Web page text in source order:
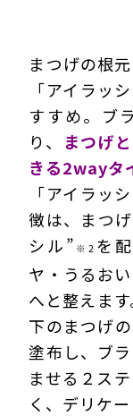
まつげの根
「アイラッ
すすめ。ブ
り、
まつげ
きる2wayタ
「アイラッ
徴は、まつ
シル” ※2 を
ヤ・うるお
へと整えま
下のまつげ
塗布し、ブ
ませる２ス
く、デリケ